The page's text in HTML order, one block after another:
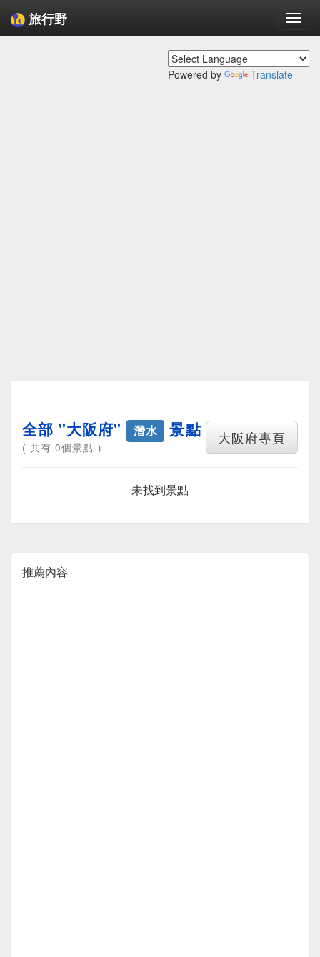
旅行野
Powered by Translate
大阪府專頁
全部 "大阪府" 潛水 景點
( 共有 0個景點 )
未找到景點
推薦內容